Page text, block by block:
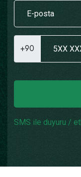
+90
SMS ile duyuru /